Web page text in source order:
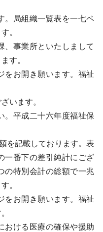
局組織一覧表を一七ペ
。
事業所といたしまして
す。
お開き願います。福祉
います。
平成二十六年度福祉保
を記載しております。表
一番下の差引純計にござ
の特別会計の総額で一兆
。
お開き願います。福祉
ける医療の確保や援助